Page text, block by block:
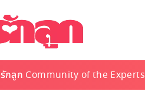
รักลูก Community of the Experts